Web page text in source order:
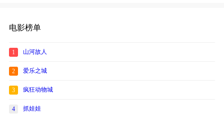
电影榜单
1 山河故人
2 爱乐之城
3 疯狂动物城
4 抓娃娃